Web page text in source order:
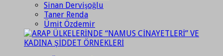
Sinan Dervişoğlu
Taner Renda
Ümit Özdemir